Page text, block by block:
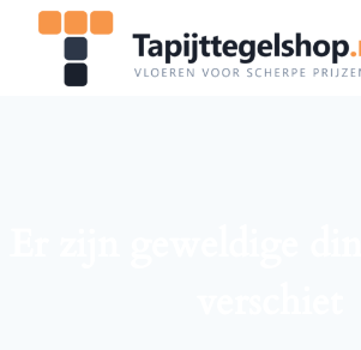
Doorgaan
inhoud